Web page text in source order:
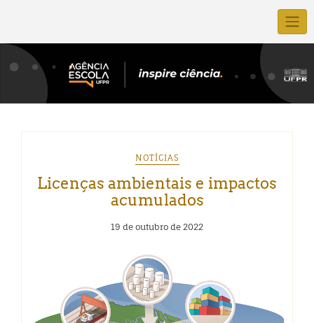
NOTÍCIAS
Licenças ambientais e impactos
acumulados
19 de outubro de 2022